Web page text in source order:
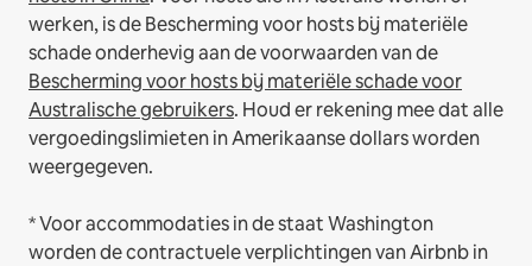
werken, is de Bescherming voor hosts bij materiële
schade onderhevig aan de voorwaarden van de
Bescherming voor hosts bij materiële schade voor
Australische gebruikers. Houd er rekening mee dat alle
vergoedingslimieten in Amerikaanse dollars worden
weergegeven.
* Voor accommodaties in de staat Washington
worden de contractuele verplichtingen van Airbnb in